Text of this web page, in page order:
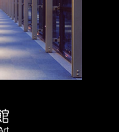
しもだて美術館